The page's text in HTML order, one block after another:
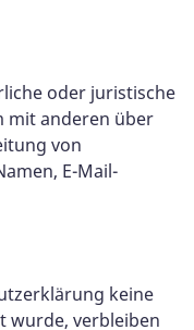
oder juristische
mit anderen über
von
E-Mail-
keine
wurde, verbleiben